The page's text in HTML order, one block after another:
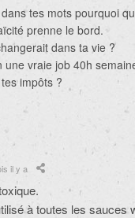
tes mots pourquoi
prenne le bord.
dans ta vie ?
une vraie job 40h
impôts ?
il y a
à toutes les sauces